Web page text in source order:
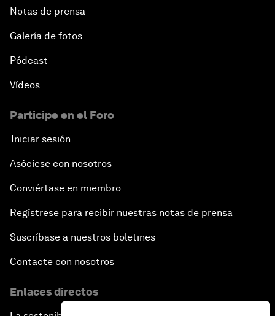
Notas de prensa
Galería de fotos
Pódcast
Vídeos
Participe en el Foro
Iniciar sesión
Asóciese con nosotros
Conviértase en miembro
Regístrese para recibir nuestras notas de prensa
Suscríbase a nuestros boletines
Contacte con nosotros
Enlaces directos